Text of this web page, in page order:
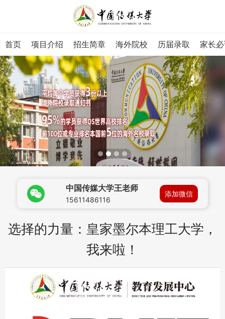
首页 项目介绍 招生简章 海外院校 历届录取 家长
中国传媒大学王老师
15611486116
添加微信
选择的力量：皇家墨尔本理工大学，
我来啦！